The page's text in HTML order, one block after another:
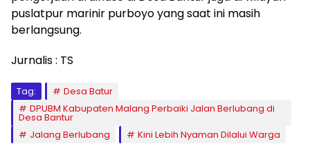
puslatpur marinir purboyo yang saat ini masih
berlangsung.
Jurnalis : TS
Tag:
Desa Batur
DPUBM Kabupaten Malang Perbaiki Jalan Berlubang di
Desa Bantur
Jalang Berlubang
Kini Lebih Nyaman Dilalui Warga